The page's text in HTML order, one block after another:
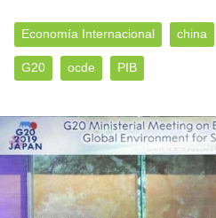
Economía Internacional china
G20 ocde PIB